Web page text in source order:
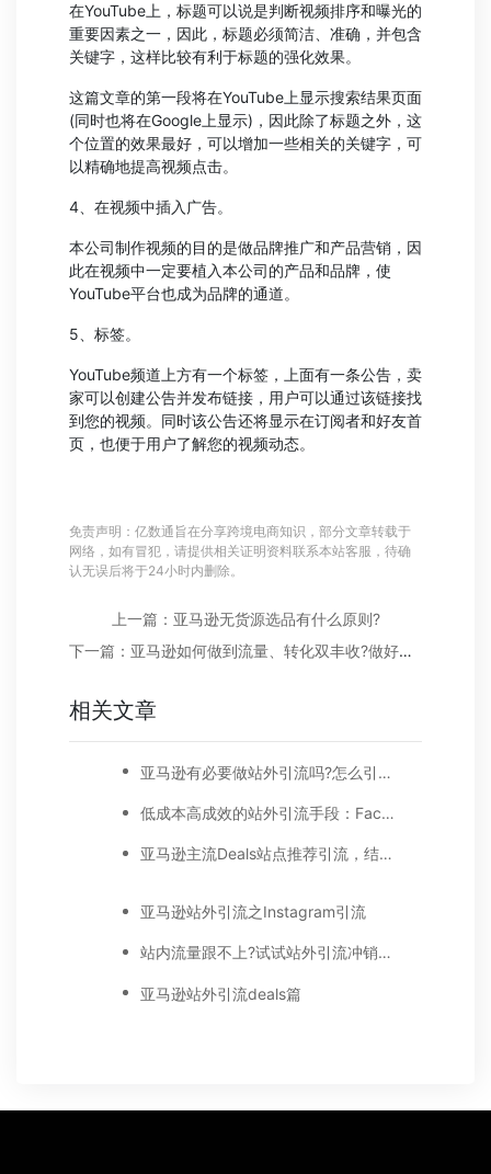
在YouTube上，标题可以说是判断视频排序和曝光的
重要因素之一，因此，标题必须简洁、准确，并包含
关键字，这样比较有利于标题的强化效果。
这篇文章的第一段将在YouTube上显示搜索结果页面
(同时也将在Google上显示)，因此除了标题之外，这
个位置的效果最好，可以增加一些相关的关键字，可
以精确地提高视频点击。
4、在视频中插入广告。
本公司制作视频的目的是做品牌推广和产品营销，因
此在视频中一定要植入本公司的产品和品牌，使
YouTube平台也成为品牌的通道。
5、标签。
YouTube频道上方有一个标签，上面有一条公告，卖
家可以创建公告并发布链接，用户可以通过该链接找
到您的视频。同时该公告还将显示在订阅者和好友首
页，也便于用户了解您的视频动态。
免责声明：亿数通旨在分享跨境电商知识，部分文章转载于
网络，如有冒犯，请提供相关证明资料联系本站客服，待确
认无误后将于24小时内删除。
上一篇：亚马逊无货源选品有什么原则?
下一篇：亚马逊如何做到流量、转化双丰收?做好短视频营销是一个机会!
相关文章
亚马逊有必要做站外引流吗?怎么引流？
低成本高成效的站外引流手段：Facebook红人营销
亚马逊主流Deals站点推荐引流，结合热点进行站外营销效果更好
亚马逊站外引流之Instagram引流
站内流量跟不上?试试站外引流冲销量!
亚马逊站外引流deals篇